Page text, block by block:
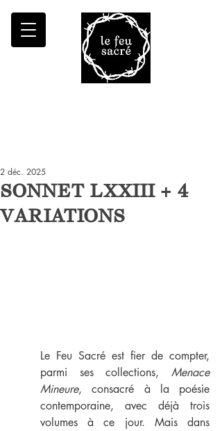
SONNET LXXIII + 4
VARIATIONS
2 déc. 2025
Le Feu Sacré est fier de compter,
parmi ses collections, Menace
Mineure, consacré à la poésie
contemporaine, avec déjà trois
volumes à ce jour. Mais dans